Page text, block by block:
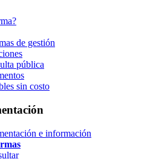
de gestión
pública
sin costo
e información